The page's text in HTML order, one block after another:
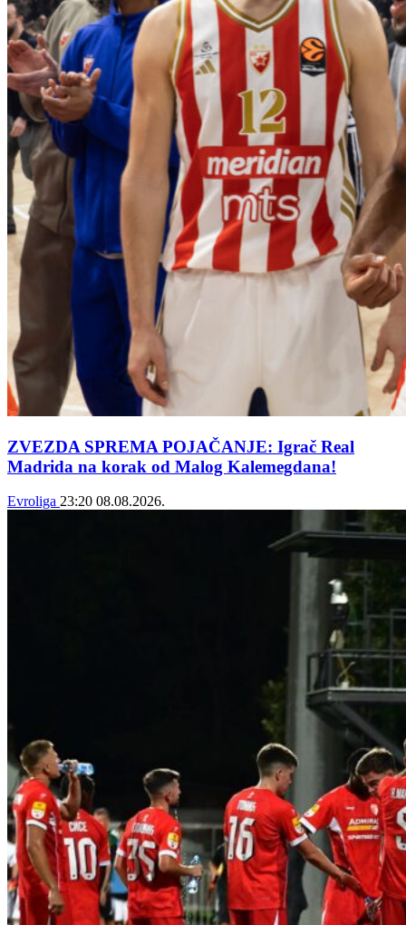
ZVEZDA SPREMA POJAČANJE: Igrač Real
Madrida na korak od Malog Kalemegdana!
Evroliga 23:20 08.08.2026.